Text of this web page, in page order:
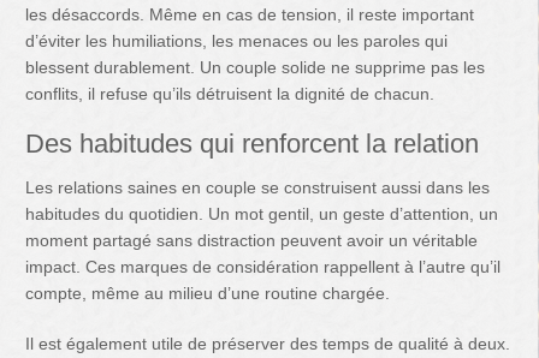
les désaccords. Même en cas de tension, il reste important
d’éviter les humiliations, les menaces ou les paroles qui
blessent durablement. Un couple solide ne supprime pas les
conflits, il refuse qu’ils détruisent la dignité de chacun.
Des habitudes qui renforcent la relation
Les relations saines en couple se construisent aussi dans les
habitudes du quotidien. Un mot gentil, un geste d’attention, un
moment partagé sans distraction peuvent avoir un véritable
impact. Ces marques de considération rappellent à l’autre qu’il
compte, même au milieu d’une routine chargée.
Il est également utile de préserver des temps de qualité à deux.